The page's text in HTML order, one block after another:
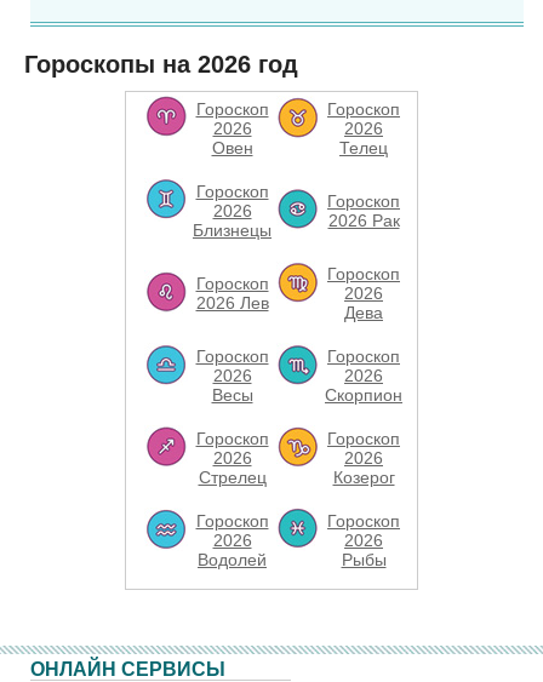
Гороскопы на 2026 год
Гороскоп
2026
Овен
Гороскоп
2026
Телец
Гороскоп
2026
Близнецы
Гороскоп
2026 Рак
Гороскоп
2026 Лев
Гороскоп
2026
Дева
Гороскоп
2026
Весы
Гороскоп
2026
Скорпион
Гороскоп
2026
Стрелец
Гороскоп
2026
Козерог
Гороскоп
2026
Водолей
Гороскоп
2026
Рыбы
ОНЛАЙН СЕРВИСЫ